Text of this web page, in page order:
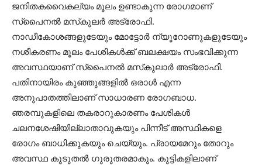
ജനിതകവൈകല്യം മൂലം ഉണ്ടാകുന്ന രോഗമാണ്
സ്‌പൈനല്‍ മസ്‌കുലര്‍ അട്രോഫി.
നാഡീകോശങ്ങളുടേയും മോട്ടോര്‍ ന്യൂറോണുകളുടേയും
നശീകരണം മൂലം പേശികള്‍ക്ക് ബലക്ഷയം സംഭവിക്കുന്ന
അവസ്ഥയാണ് സ്‌പൈനല്‍ മസ്‌കുലാര്‍ അട്രോഫി.
പതിനായിരം കുഞ്ഞുങ്ങളില്‍ ഒരാള്‍ എന്ന
അനുപാതത്തിലാണ് സാധാരണ രോഗബാധ.
ഞരമ്പുകളിലെ തകരാറുകാരണം പേശികള്‍
ചലനശേഷിയില്ലാതാവുകയും പിന്നീട് അസ്ഥികളെ
രോഗം ബാധിക്കുകയും ചെയ്യും. പ്രായമേറും തോറും
അവസ്ഥ കൂടുതല്‍ ഗുരുതരമാകും. കുട്ടികളിലാണ്